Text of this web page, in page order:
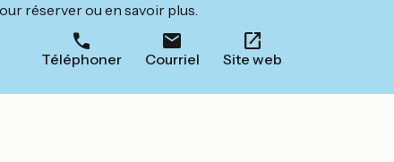
réserver ou en savoir plus.
Téléphoner Courriel Site web